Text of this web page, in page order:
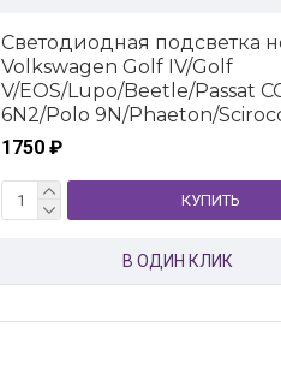
Светодиодная подсветка
Volkswagen Golf IV/Golf
V/EOS/Lupo/Beetle/Passat
6N2/Polo 9N/Phaeton/
1750 ₽
КУПИТЬ
В ОДИН КЛИК